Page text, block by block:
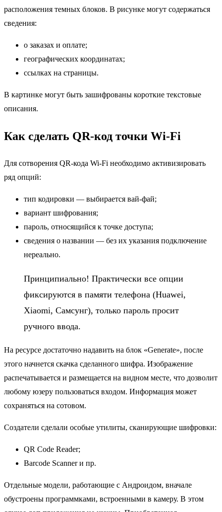
расположения темных блоков. В рисунке могут содержаться
сведения:
о заказах и оплате;
географических координатах;
ссылках на страницы.
В картинке могут быть зашифрованы короткие текстовые
описания.
Как сделать QR-код точки Wi-Fi
Для сотворения QR-кода Wi-Fi необходимо активизировать
ряд опций:
тип кодировки — выбирается вай-фай;
вариант шифрования;
пароль, относящийся к точке доступа;
сведения о названии — без их указания подключение
нереально.
Принципиально! Практически все опции
фиксируются в памяти телефона (Huawei,
Xiaomi, Самсунг), только пароль просит
ручного ввода.
На ресурсе достаточно надавить на блок «Generate», после
этого начнется скачка сделанного шифра. Изображение
распечатывается и размещается на видном месте, что дозволит
любому юзеру пользоваться входом. Информация может
сохраняться на сотовом.
Создатели сделали особые утилиты, сканирующие шифровки:
QR Code Reader;
Barcode Scanner и пр.
Отдельные модели, работающие с Андроидом, вначале
обустроены программками, встроенными в камеру. В этом